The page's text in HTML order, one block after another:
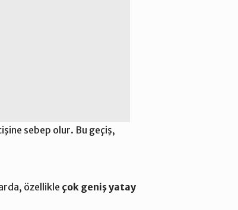
sebep olur. Bu geçiş,
özellikle çok geniş yatay